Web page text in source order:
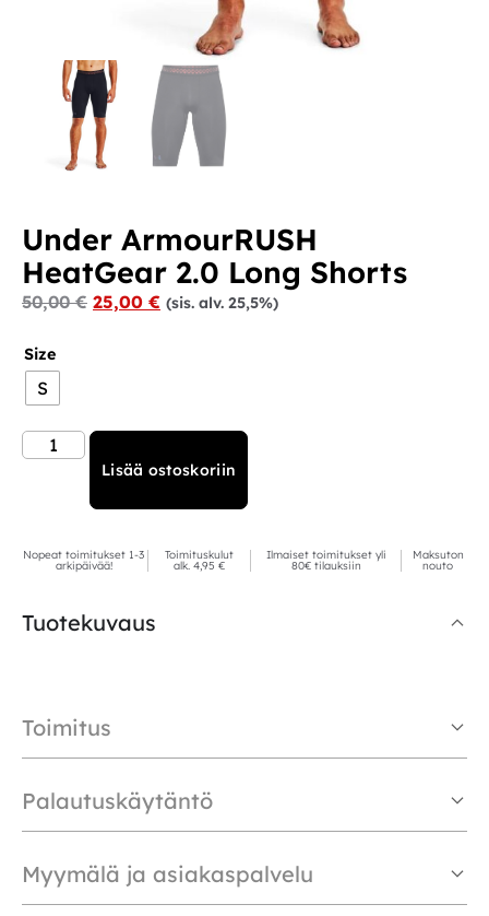
Under ArmourRUSH
HeatGear 2.0 Long Shorts
50,00€ 25,00 € (sis. alv. 25,5%)
Size
S
Lisää ostoskoriin
Nopeat toimitukset 1-3
arkipäivää!
Toimituskulut
alk. 4,95 €
Ilmaiset toimitukset yli
80€ tilauksiin
Maksuton
nouto
Tuotekuvaus
Toimitus
Palautuskäytäntö
Myymälä ja asiakaspalvelu